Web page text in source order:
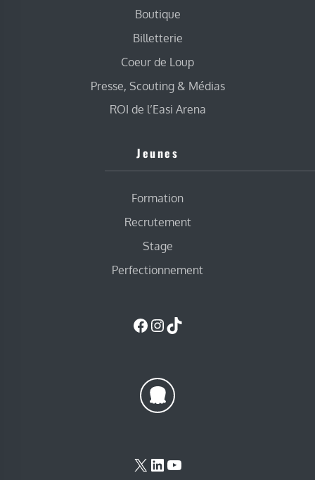
Boutique
Billetterie
Coeur de Loup
Presse, Scouting & Médias
ROI de l’Easi Arena
Jeunes
Formation
Recrutement
Stage
Perfectionnement
Facebook
Instagram
TikTok
X LinkedIn
YouTube